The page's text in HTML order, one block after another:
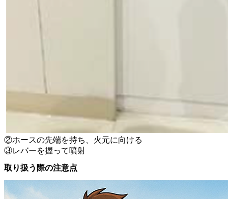
②ホースの先端を持ち、火元に向ける
③レバーを握って噴射
取り扱う際の注意点